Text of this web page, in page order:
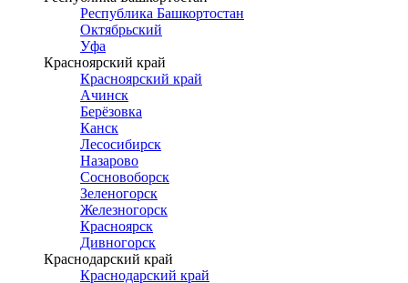
Республика Башкортостан
Октябрьский
Уфа
Красноярский край
Красноярский край
Ачинск
Берёзовка
Канск
Лесосибирск
Назарово
Сосновоборск
Зеленогорск
Железногорск
Красноярск
Дивногорск
Краснодарский край
Краснодарский край